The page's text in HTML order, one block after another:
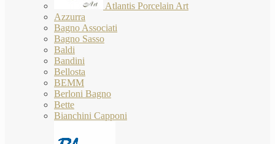
Atlantis Porcelain Art
Azzurra
Bagno Associati
Bagno Sasso
Baldi
Bandini
Bellosta
BEMM
Berloni Bagno
Bette
Bianchini Capponi